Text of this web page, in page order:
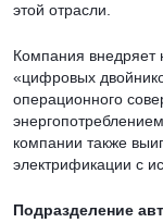
этой отрасли.
Компания внедряет
«цифровых
операционного
компании также
электрификации с
Подразделение